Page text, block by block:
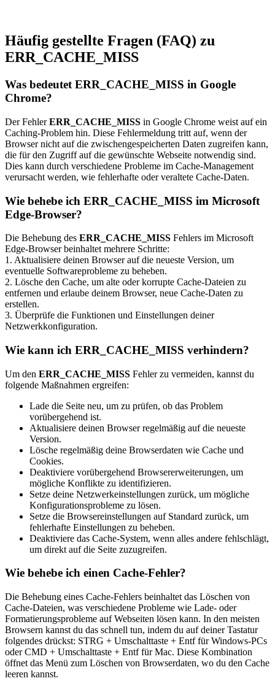
Häufig gestellte Fragen (FAQ) zu
ERR_CACHE_MISS
Was bedeutet ERR_CACHE_MISS in Google
Chrome?
Der FehlerERR_CACHE_MISS in Google Chrome weist auf ein
Caching-Problem hin. Diese Fehlermeldung tritt auf, wenn der
Browser nicht auf die zwischengespeicherten Daten zugreifen kann,
die für den Zugriff auf die gewünschte Webseite notwendig sind.
Dies kann durch verschiedene Probleme im Cache-Management
verursacht werden, wie fehlerhafte oder veraltete Cache-Daten.
Wie behebe ich ERR_CACHE_MISS im Microsoft
Edge-Browser?
Die Behebung des ERR_CACHE_MISS Fehlers im Microsoft
Edge-Browser beinhaltet mehrere Schritte:
1. Aktualisiere deinen Browser auf die neueste Version, um
eventuelle Softwareprobleme zu beheben.
2. Lösche den Cache, um alte oder korrupte Cache-Dateien zu
entfernen und erlaube deinem Browser, neue Cache-Daten zu
erstellen.
3. Überprüfe die Funktionen und Einstellungen deiner
Netzwerkkonfiguration.
Wie kann ich ERR_CACHE_MISS verhindern?
Um den ERR_CACHE_MISS Fehler zu vermeiden, kannst du
folgende Maßnahmen ergreifen:
Lade die Seite neu, um zu prüfen, ob das Problem
vorübergehend ist.
Aktualisiere deinen Browser regelmäßig auf die neueste
Version.
Lösche regelmäßig deine Browserdaten wie Cache und
Cookies.
Deaktiviere vorübergehend Browsererweiterungen, um
mögliche Konflikte zu identifizieren.
Setze deine Netzwerkeinstellungen zurück, um mögliche
Konfigurationsprobleme zu lösen.
Setze die Browsereinstellungen auf Standard zurück, um
fehlerhafte Einstellungen zu beheben.
Deaktiviere das Cache-System, wenn alles andere fehlschlägt,
um direkt auf die Seite zuzugreifen.
Wie behebe ich einen Cache-Fehler?
Die Behebung eines Cache-Fehlers beinhaltet das Löschen von
Cache-Dateien, was verschiedene Probleme wie Lade- oder
Formatierungsprobleme auf Webseiten lösen kann. In den meisten
Browsern kannst du das schnell tun, indem du auf deiner Tastatur
folgendes drückst: STRG + Umschalttaste + Entf für Windows-PCs
oder CMD + Umschalttaste + Entf für Mac. Diese Kombination
öffnet das Menü zum Löschen von Browserdaten, wo du den Cache
leeren kannst.